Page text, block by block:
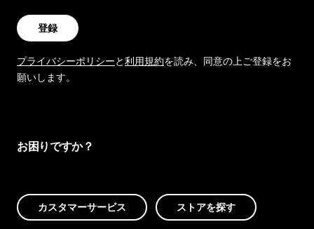
登録
プライバシーポリシーと利用規約を読み、同意の上ご登録をお
願いします。
お困りですか？
カスタマーサービス ストアを探す